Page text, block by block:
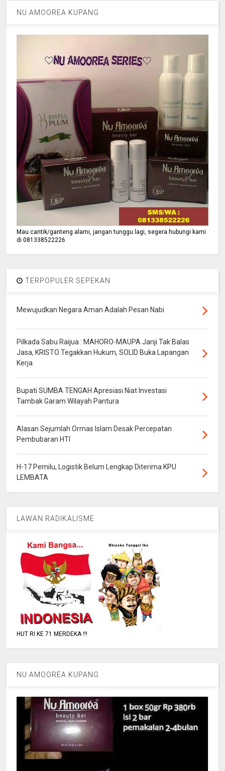
NU AMOOREA KUPANG
Mau cantik/ganteng alami, jangan tunggu lagi, segera hubungi kami
di 081338522226
TERPOPULER SEPEKAN
Mewujudkan Negara Aman Adalah Pesan Nabi
Pilkada Sabu Raijua : MAHORO-MAUPA Janji Tak Balas
Jasa, KRISTO Tegakkan Hukum, SOLID Buka Lapangan
Kerja
Bupati SUMBA TENGAH Apresiasi Niat Investasi
Tambak Garam Wilayah Pantura
Alasan Sejumlah Ormas Islam Desak Percepatan
Pembubaran HTI
H-17 Pemilu, Logistik Belum Lengkap Diterima KPU
LEMBATA
LAWAN RADIKALISME
HUT RI KE 71 MERDEKA !!!
NU AMOOREA KUPANG